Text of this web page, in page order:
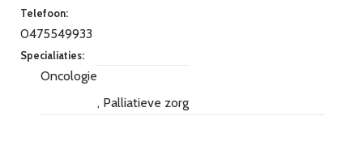
Telefoon:
0475549933
Specialiaties:
Oncologie
Palliatieve zorg